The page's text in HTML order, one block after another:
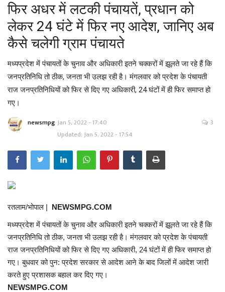
फिर अधर में लटकी पंचायतें, प्रधान को
लेकर 24 घंटे में फिर नए आदेश, जानिए अब
कैसे चलेगी ग्राम पंचायते
मध्यप्रदेश में पंचायतों के चुनाव और अधिकारी इतने चक्करों में झूलते जा रहे हैं कि
जनप्रतिनिधि तो ठीक, जनता भी उलझ रही है। मंगलवार को प्रदेश के पंचायती
राज जनप्रतिनिधियों को फिर से दिए गए अधिकारी, 24 घंटों में ही फिर समाप्त हो
गए।
newsmpg Jan 5, 2022 - 17:40
Updated: Jan 5, 2022 - 17:54
3
रतलाम/भोपाल | NEWSMPG.COM
मध्यप्रदेश में पंचायतों के चुनाव और अधिकारी इतने चक्करों में झूलते जा रहे हैं कि
जनप्रतिनिधि तो ठीक, जनता भी उलझ रही है। मंगलवार को प्रदेश के पंचायती
राज जनप्रतिनिधियों को फिर से दिए गए अधिकारी, 24 घंटों में ही फिर समाप्त हो
गए। बुधवार को पुन: प्रदेश सरकार से आदेश आने के बाद जिलों में आदेश जारी
करते हुए प्रशासक बहाल कर दिए गए।
NEWSMPG.COM